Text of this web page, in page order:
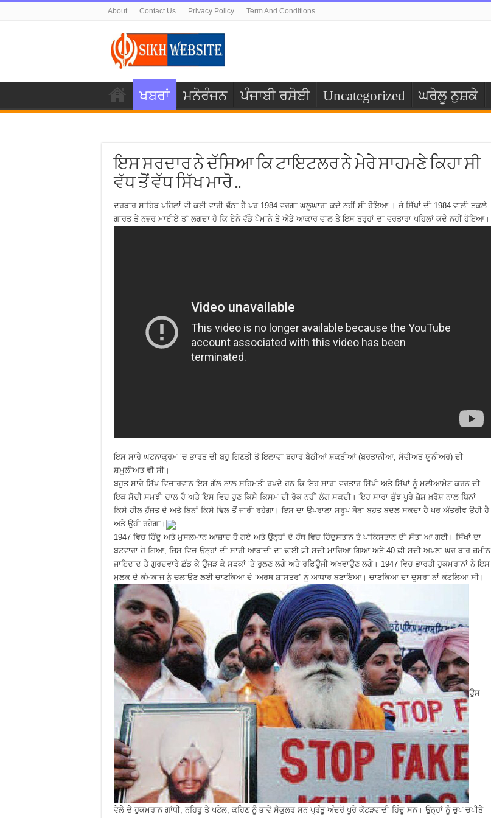
About Contact Us Privacy Policy Term And Conditions
ਖਬਰਾਂ ਮਨੋਰੰਜਨ ਪੰਜਾਬੀ ਰਸੋਈ Uncategorized ਘਰੇਲੂ ਨੁਸ਼ਕੇ
ਇਸ ਸਰਦਾਰ ਨੇ ਦੱਸਿਆ ਕਿ ਟਾਇਟਲਰ ਨੇ ਮੇਰੇ ਸਾਹਮਣੇ ਕਿਹਾ ਸੀ
ਵੱਧ ਤੋਂ ਵੱਧ ਸਿੱਖ ਮਾਰੋ ..
ਦਰਬਾਰ ਸਾਹਿਬ ਪਹਿਲਾਂ ਵੀ ਕਈ ਵਾਰੀ ਢੱਠਾ ਹੈ ਪਰ 1984 ਵਰਗਾ ਘਲੂਘਾਰਾ ਕਦੇ ਨਹੀਂ ਸੀ ਹੋਇਆ । ਜੇ ਸਿੱਖਾਂ ਦੀ 1984 ਵਾਲੀ ਤਕਲੇ
ਗਾਰਤ ਤੇ ਨਜ਼ਰ ਮਾਈਏ ਤਾਂ ਲਗਦਾ ਹੈ ਕਿ ਏਨੇ ਵੱਡੇ ਪੈਮਾਨੇ ਤੇ ਐਡੇ ਆਕਾਰ ਵਾਲ ਤੇ ਇਸ ਤਰ੍ਹਾਂ ਦਾ ਵਰਤਾਰਾ ਪਹਿਲਾਂ ਕਦੇ ਨਹੀਂ ਹੋਇਆ।
ਇਸ ਸਾਰੇ ਘਟਨਾਕ੍ਰਮ ‘ਚ ਭਾਰਤ ਦੀ ਬਹੁ ਗਿਣਤੀ ਤੋਂ ਇਲਾਵਾ ਬਹਾਰ ਬੈਠੀਆਂ ਸ਼ਕਤੀਆਂ (ਬਰਤਾਨੀਆ, ਸੋਵੀਅਤ ਯੂਨੀਅਰ) ਦੀ
ਸ਼ਮੂਲੀਅਤ ਵੀ ਸੀ।
ਬਹੁਤ ਸਾਰੇ ਸਿੱਖ ਵਿਚਾਰਵਾਨ ਇਸ ਗੱਲ ਨਾਲ ਸਹਿਮਤੀ ਰਖਦੇ ਹਨ ਕਿ ਇਹ ਸਾਰਾ ਵਰਤਾਰ ਸਿੱਖੀ ਅਤੇ ਸਿੱਖਾਂ ਨੂੰ ਮਲੀਆਮੇਟ ਕਰਨ ਦੀ
ਇਕ ਸੋਚੀ ਸਮਝੀ ਚਾਲ ਹੈ ਅਤੇ ਇਸ ਵਿਚ ਹੁਣ ਕਿਸੇ ਕਿਸਮ ਦੀ ਰੋਕ ਨਹੀਂ ਲੱਗ ਸਕਦੀ। ਇਹ ਸਾਰਾ ਕੁੱਝ ਪੂਰੇ ਜ਼ੋਸ਼ ਖ਼ਰੋਸ਼ ਨਾਲ ਬਿਨਾਂ
ਕਿਸੇ ਹੀਲ ਹੁੱਜਤ ਦੇ ਅਤੇ ਬਿਨਾਂ ਕਿਸੇ ਢਿਲ ਤੋਂ ਜਾਰੀ ਰਹੇਗਾ। ਇਸ ਦਾ ਉਪਰਾਲਾ ਸਰੂਪ ਥੋੜਾ ਬਹੁਤ ਬਦਲ ਸਕਦਾ ਹੈ ਪਰ ਅੰਤਰੀਵ ਉਹੀ ਹੈ
ਅਤੇ ਉਹੀ ਰਹੇਗਾ।
1947 ਵਿਚ ਹਿੰਦੂ ਅਤੇ ਮੁਸਲਮਾਨ ਆਜ਼ਾਦ ਹੋ ਗਏ ਅਤੇ ਉਨ੍ਹਾਂ ਦੇ ਹੱਥ ਵਿਚ ਹਿੰਦੁਸਤਾਨ ਤੇ ਪਾਕਿਸਤਾਨ ਦੀ ਸੱਤਾ ਆ ਗਈ। ਸਿੱਖਾਂ ਦਾ
ਬਟਵਾਰਾ ਹੋ ਗਿਆ, ਜਿਸ ਵਿਚ ਉਨ੍ਹਾਂ ਦੀ ਸਾਰੀ ਆਬਾਦੀ ਦਾ ਢਾਈ ਫ਼ੀ ਸਦੀ ਮਾਰਿਆ ਗਿਆ ਅਤੇ 40 ਫ਼ੀ ਸਦੀ ਅਪਣਾ ਘਰ ਬਾਰ ਜ਼ਮੀਨ
ਜਾਇਦਾਦ ਤੇ ਗੁਰਦਵਾਰੇ ਛੱਡ ਕੇ ਉਜੜ ਕੇ ਸੜਕਾਂ ‘ਤੇ ਰੁਲਣ ਲਗੇ ਅਤੇ ਰਫ਼ਿਊਜੀ ਅਖਵਾਉਣ ਲਗੇ। 1947 ਵਿਚ ਭਾਰਤੀ ਹੁਕਮਰਾਨਾਂ ਨੇ ਇਸ
ਮੁਲਕ ਦੇ ਕੰਮਕਾਜ ਨੂੰ ਚਲਾਉਣ ਲਈ ਚਾਣਕਿਆ ਦੇ ‘ਅਰਥ ਸ਼ਾਸਤਰ” ਨੂੰ ਆਧਾਰ ਬਣਾਇਆ। ਚਾਣਕਿਆ ਦਾ ਦੂਸਰਾ ਨਾਂ ਕੰਟਲਿਆ ਸੀ।
ਉਸ
ਵੇਲੇ ਦੇ ਹੁਕਮਰਾਨ ਗਾਂਧੀ, ਨਹਿਰੂ ਤੇ ਪਟੇਲ, ਕਹਿਣ ਨੂੰ ਭਾਵੇਂ ਸੈਕੁਲਰ ਸਨ ਪ੍ਰੰਤੂ ਅੰਦਰੋਂ ਪੂਰੇ ਕੱਟੜਵਾਦੀ ਹਿੰਦੂ ਸਨ। ਉਨ੍ਹਾਂ ਨੂੰ ਚੁਪ ਚਪੀਤੇ